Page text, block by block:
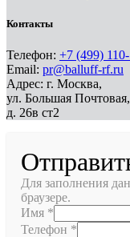
Контакты
Телефон: +7 (499)
Email: pr@balluff-rf.ru
Адрес: г. Москва,
ул. Большая Почтовая,
д. 26в ст2
Для заполнения
браузере.
Имя *
Телефон *